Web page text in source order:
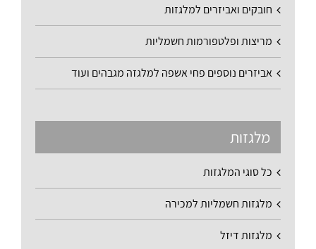
חובקים ואביזרים למלגזות
מריצות ופלטפורמות חשמליות
אביזרים נוספים פחי אשפה למלגזה מגבהים ועוד
מלגזות
כל סוגי המלגזות
מלגזות חשמליות למכירה
מלגזות דיזל